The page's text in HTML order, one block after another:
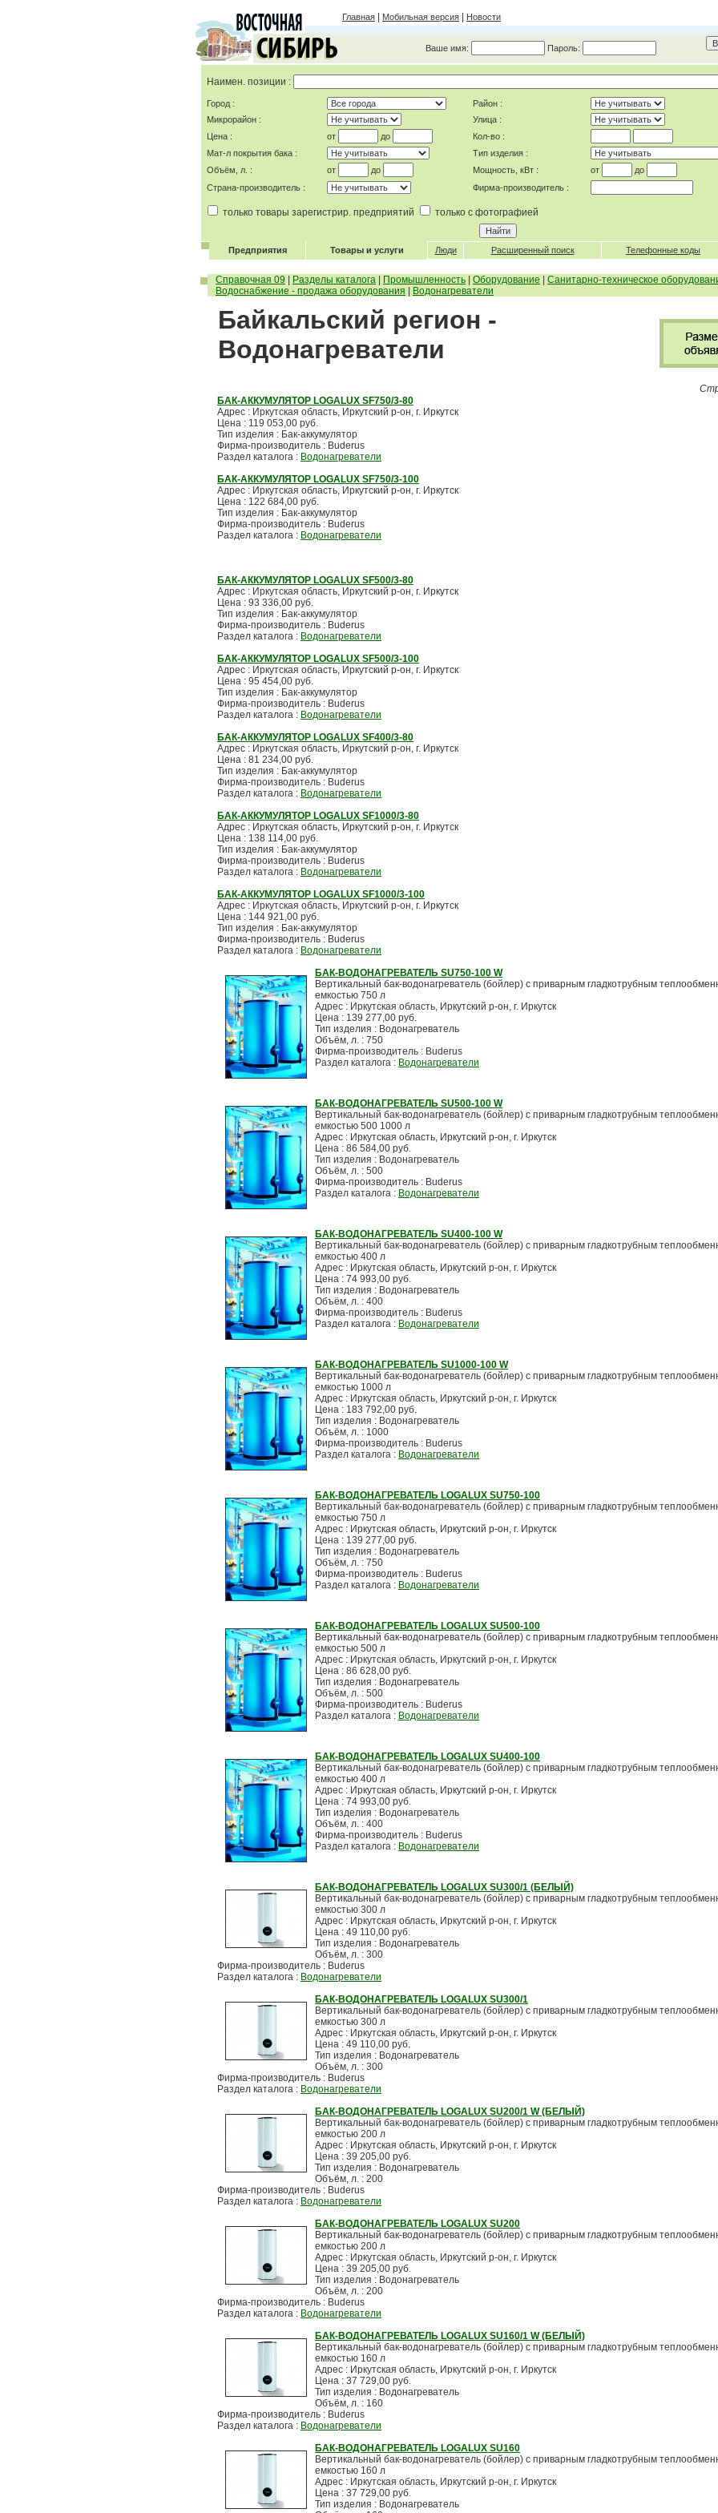
Главная Мобильная версия Новости
Ваше имя: Пароль:
Наимен. позиции :
Город :
Район :
Микрорайон :
Улица :
Цена :
от до
Кол-во :
Мат-л покрытия бака :
Тип изделия :
Объём, л. :
от до Мощность, кВт : от
до
Страна-производитель :
Фирма-производитель :
только товары зарегистрир. предприятий только с фотографией
Предприятия Товары и услуги Люди Расширенный поиск Телефонные коды
Справочная 09 Разделы каталога Промышленность Оборудование Санитарно-техническое
Водоснабжение - продажа оборудования
Водонагреватели
Байкальский регион -
Водонагреватели
БАК-АККУМУЛЯТОР LOGALUX SF750/3-80
Адрес : Иркутская область, Иркутский р-он, г. Иркутск
Цена : 119 053,00 руб.
Тип изделия : Бак-аккумулятор
Фирма-производитель : Buderus
Раздел каталога : Водонагреватели
БАК-АККУМУЛЯТОР LOGALUX SF750/3-100
Адрес : Иркутская область, Иркутский р-он, г. Иркутск
Цена : 122 684,00 руб.
Тип изделия : Бак-аккумулятор
Фирма-производитель : Buderus
Раздел каталога : Водонагреватели
БАК-АККУМУЛЯТОР LOGALUX SF500/3-80
Адрес : Иркутская область, Иркутский р-он, г. Иркутск
Цена : 93 336,00 руб.
Тип изделия : Бак-аккумулятор
Фирма-производитель : Buderus
Раздел каталога : Водонагреватели
БАК-АККУМУЛЯТОР LOGALUX SF500/3-100
Адрес : Иркутская область, Иркутский р-он, г. Иркутск
Цена : 95 454,00 руб.
Тип изделия : Бак-аккумулятор
Фирма-производитель : Buderus
Раздел каталога : Водонагреватели
БАК-АККУМУЛЯТОР LOGALUX SF400/3-80
Адрес : Иркутская область, Иркутский р-он, г. Иркутск
Цена : 81 234,00 руб.
Тип изделия : Бак-аккумулятор
Фирма-производитель : Buderus
Раздел каталога : Водонагреватели
БАК-АККУМУЛЯТОР LOGALUX SF1000/3-80
Адрес : Иркутская область, Иркутский р-он, г. Иркутск
Цена : 138 114,00 руб.
Тип изделия : Бак-аккумулятор
Фирма-производитель : Buderus
Раздел каталога : Водонагреватели
БАК-АККУМУЛЯТОР LOGALUX SF1000/3-100
Адрес : Иркутская область, Иркутский р-он, г. Иркутск
Цена : 144 921,00 руб.
Тип изделия : Бак-аккумулятор
Фирма-производитель : Buderus
Раздел каталога : Водонагреватели
БАК-ВОДОНАГРЕВАТЕЛЬ SU750-100 W
Вертикальный бак-водонагреватель (бойлер) с приварным гладкотрубным
емкостью 750 л
Адрес : Иркутская область, Иркутский р-он, г. Иркутск
Цена : 139 277,00 руб.
Тип изделия : Водонагреватель
Объём, л. : 750
Фирма-производитель : Buderus
Раздел каталога : Водонагреватели
БАК-ВОДОНАГРЕВАТЕЛЬ SU500-100 W
Вертикальный бак-водонагреватель (бойлер) с приварным гладкотрубным
емкостью 500 1000 л
Адрес : Иркутская область, Иркутский р-он, г. Иркутск
Цена : 86 584,00 руб.
Тип изделия : Водонагреватель
Объём, л. : 500
Фирма-производитель : Buderus
Раздел каталога : Водонагреватели
БАК-ВОДОНАГРЕВАТЕЛЬ SU400-100 W
Вертикальный бак-водонагреватель (бойлер) с приварным гладкотрубным
емкостью 400 л
Адрес : Иркутская область, Иркутский р-он, г. Иркутск
Цена : 74 993,00 руб.
Тип изделия : Водонагреватель
Объём, л. : 400
Фирма-производитель : Buderus
Раздел каталога : Водонагреватели
БАК-ВОДОНАГРЕВАТЕЛЬ SU1000-100 W
Вертикальный бак-водонагреватель (бойлер) с приварным гладкотрубным
емкостью 1000 л
Адрес : Иркутская область, Иркутский р-он, г. Иркутск
Цена : 183 792,00 руб.
Тип изделия : Водонагреватель
Объём, л. : 1000
Фирма-производитель : Buderus
Раздел каталога : Водонагреватели
БАК-ВОДОНАГРЕВАТЕЛЬ LOGALUX SU750-100
Вертикальный бак-водонагреватель (бойлер) с приварным гладкотрубным
емкостью 750 л
Адрес : Иркутская область, Иркутский р-он, г. Иркутск
Цена : 139 277,00 руб.
Тип изделия : Водонагреватель
Объём, л. : 750
Фирма-производитель : Buderus
Раздел каталога : Водонагреватели
БАК-ВОДОНАГРЕВАТЕЛЬ LOGALUX SU500-100
Вертикальный бак-водонагреватель (бойлер) с приварным гладкотрубным
емкостью 500 л
Адрес : Иркутская область, Иркутский р-он, г. Иркутск
Цена : 86 628,00 руб.
Тип изделия : Водонагреватель
Объём, л. : 500
Фирма-производитель : Buderus
Раздел каталога : Водонагреватели
БАК-ВОДОНАГРЕВАТЕЛЬ LOGALUX SU400-100
Вертикальный бак-водонагреватель (бойлер) с приварным гладкотрубным
емкостью 400 л
Адрес : Иркутская область, Иркутский р-он, г. Иркутск
Цена : 74 993,00 руб.
Тип изделия : Водонагреватель
Объём, л. : 400
Фирма-производитель : Buderus
Раздел каталога : Водонагреватели
БАК-ВОДОНАГРЕВАТЕЛЬ LOGALUX SU300/1 (БЕЛЫЙ)
Вертикальный бак-водонагреватель (бойлер) с приварным гладкотрубным
емкостью 300 л
Адрес : Иркутская область, Иркутский р-он, г. Иркутск
Цена : 49 110,00 руб.
Тип изделия : Водонагреватель
Объём, л. : 300
Фирма-производитель : Buderus
Раздел каталога : Водонагреватели
БАК-ВОДОНАГРЕВАТЕЛЬ LOGALUX SU300/1
Вертикальный бак-водонагреватель (бойлер) с приварным гладкотрубным
емкостью 300 л
Адрес : Иркутская область, Иркутский р-он, г. Иркутск
Цена : 49 110,00 руб.
Тип изделия : Водонагреватель
Объём, л. : 300
Фирма-производитель : Buderus
Раздел каталога : Водонагреватели
БАК-ВОДОНАГРЕВАТЕЛЬ LOGALUX SU200/1 W (БЕЛЫЙ)
Вертикальный бак-водонагреватель (бойлер) с приварным гладкотрубным
емкостью 200 л
Адрес : Иркутская область, Иркутский р-он, г. Иркутск
Цена : 39 205,00 руб.
Тип изделия : Водонагреватель
Объём, л. : 200
Фирма-производитель : Buderus
Раздел каталога : Водонагреватели
БАК-ВОДОНАГРЕВАТЕЛЬ LOGALUX SU200
Вертикальный бак-водонагреватель (бойлер) с приварным гладкотрубным
емкостью 200 л
Адрес : Иркутская область, Иркутский р-он, г. Иркутск
Цена : 39 205,00 руб.
Тип изделия : Водонагреватель
Объём, л. : 200
Фирма-производитель : Buderus
Раздел каталога : Водонагреватели
БАК-ВОДОНАГРЕВАТЕЛЬ LOGALUX SU160/1 W (БЕЛЫЙ)
Вертикальный бак-водонагреватель (бойлер) с приварным гладкотрубным
емкостью 160 л
Адрес : Иркутская область, Иркутский р-он, г. Иркутск
Цена : 37 729,00 руб.
Тип изделия : Водонагреватель
Объём, л. : 160
Фирма-производитель : Buderus
Раздел каталога : Водонагреватели
БАК-ВОДОНАГРЕВАТЕЛЬ LOGALUX SU160
Вертикальный бак-водонагреватель (бойлер) с приварным гладкотрубным
емкостью 160 л
Адрес : Иркутская область, Иркутский р-он, г. Иркутск
Цена : 37 729,00 руб.
Тип изделия : Водонагреватель